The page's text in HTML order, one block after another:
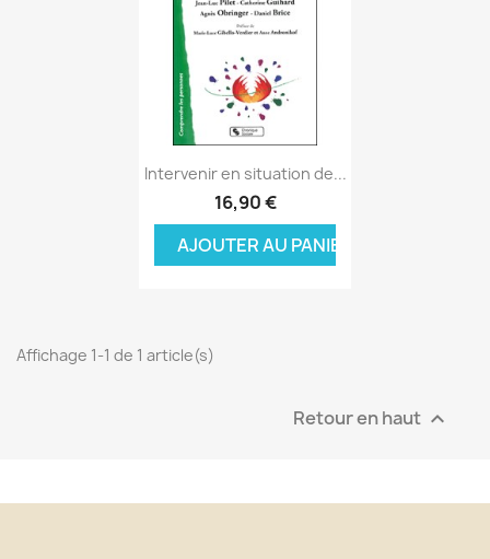
Aperçu rapide
Intervenir en situation de...
16,90 €
AJOUTER AU PANIER
Affichage 1-1 de 1 article(s)
Retour en haut 